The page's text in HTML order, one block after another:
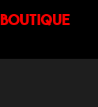
BOUTIQUE